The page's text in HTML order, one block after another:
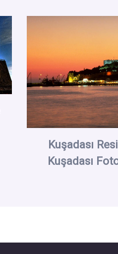
Kuşadası
Kuşadası